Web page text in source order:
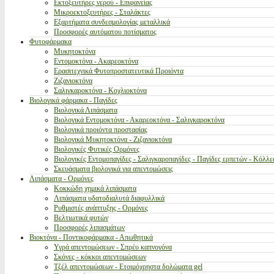
Εκτοξευτήρες νερού - Επιφανείας
Μικροεκτοξευτήρες - Σταλάκτες
Εξαρτήματα συνδεσμολογίας μεταλλικά
Προσφορές αυτόματου ποτίσματος
Φυτοφάρμακα
Μυκητοκτόνα
Εντομοκτόνα - Ακαρεοκτόνα
Ερασιτεχνικά Φυτοπροστατευτικά Προιόντα
Ζιζανιοκτόνα
Σαλιγκαροκτόνα - Κοχλιοκτόνα
Βιολογικά φάρμακα - Παγίδες
Βιολογικά Λιπάσματα
Βιολογικά Εντομοκτόνα - Ακαρεοκτόνα - Σαλιγκαροκτόνα
Βιολογικά προιόντα προστασίας
Βιολογικά Μυκητοκτόνα - Ζιζανιοκτόνα
Βιολογικές Φυτικές Ορμόνες
Βιολογικές Εντομοπαγίδες - Σαλιγκαροπαγίδες - Παγίδες ερπετών -
Σκευάσματα βιολογικά για απεντομώσεις
Λιπάσματα - Ορμόνες
Κοκκώδη χημικά λιπάσματα
Λιπάσματα υδατοδιαλυτά διαφυλλικά
Ρυθμιστές ανάπτυξης - Ορμόνες
Βελτιωτικά φυτών
Προσφορές λιπασμάτων
Βιοκτόνα - Ποντικοφάρμακα - Απωθητικά
Υγρά απεντομώσεων - Σπρέυ καπνογόνα
Σκόνες - κόκκοι απεντομώσεων
Τζέλ απεντομώσεων - Ετοιμόχρηστα δολώματα gel